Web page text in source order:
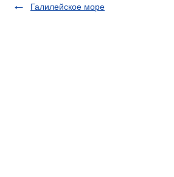
Галилейское море